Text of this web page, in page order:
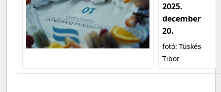
2025.
december
20.
fotó: Tüskés
Tibor